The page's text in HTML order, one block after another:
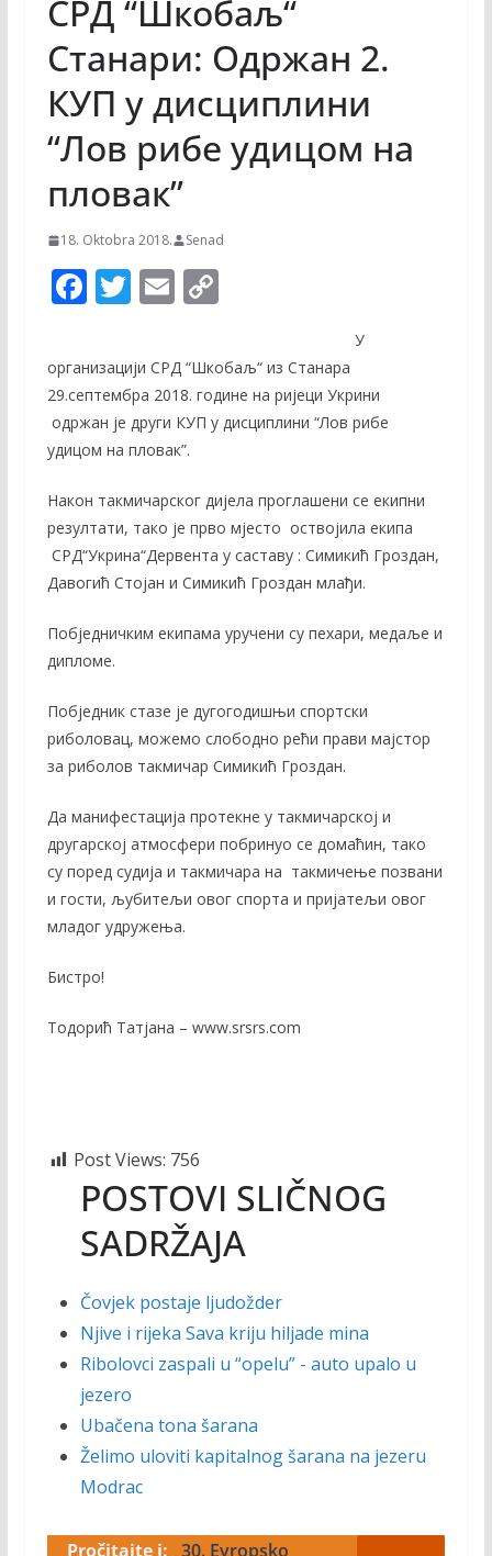
СРД “Шкобаљ“
Станари: Oдржан 2.
КУП у дисциплини
“Лов рибе удицом на
пловак”
18. Oktobra 2018. Senad
F
e
b
o
o
k
T
itt
er
E
ai
l
C
p
y
Li
k
У
организацији СРД “Шкобаљ“ из Станара
29.септембра 2018. године на ријеци Укрини
одржан је други КУП у дисциплини “Лов рибе
удицом на пловак”.
Након такмичарског дијела проглашени се екипни
резултати, тако је прво мјесто оствојила екипа
СРД“Укрина“Дервента у саставу : Симикић Гроздан,
Давогић Стојан и Симикић Гроздан млађи.
Побједничким екипама уручени су пехари, медаље и
дипломе.
Побједник стазе је дугогодишњи спортски
риболовац, можемо слободно рећи прави мајстор
за риболов такмичар Симикић Гроздан.
Да манифестација протекне у такмичарској и
другарској атмосфери побринуо се домаћин, тако
су поред судија и такмичара на такмичење позвани
и гости, љубитељи овог спорта и пријатељи овог
младог удружења.
Бистро!
Тодорић Татјана – www.srsrs.com
Post Views: 756
POSTOVI SLIČNOG
SADRŽAJA
Čovjek postaje ljudožder
Njive i rijeka Sava kriju hiljade mina
Ribolovci zaspali u “opelu” - auto upalo u
jezero
Ubačena tona šarana
Želimo uloviti kapitalnog šarana na jezeru
Modrac
Pročitajte i: 30. Evropsko